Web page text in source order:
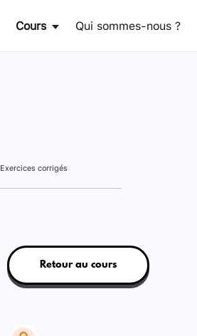
Cours Qui sommes-nous ?
Exercices corrigés
Retour au cours